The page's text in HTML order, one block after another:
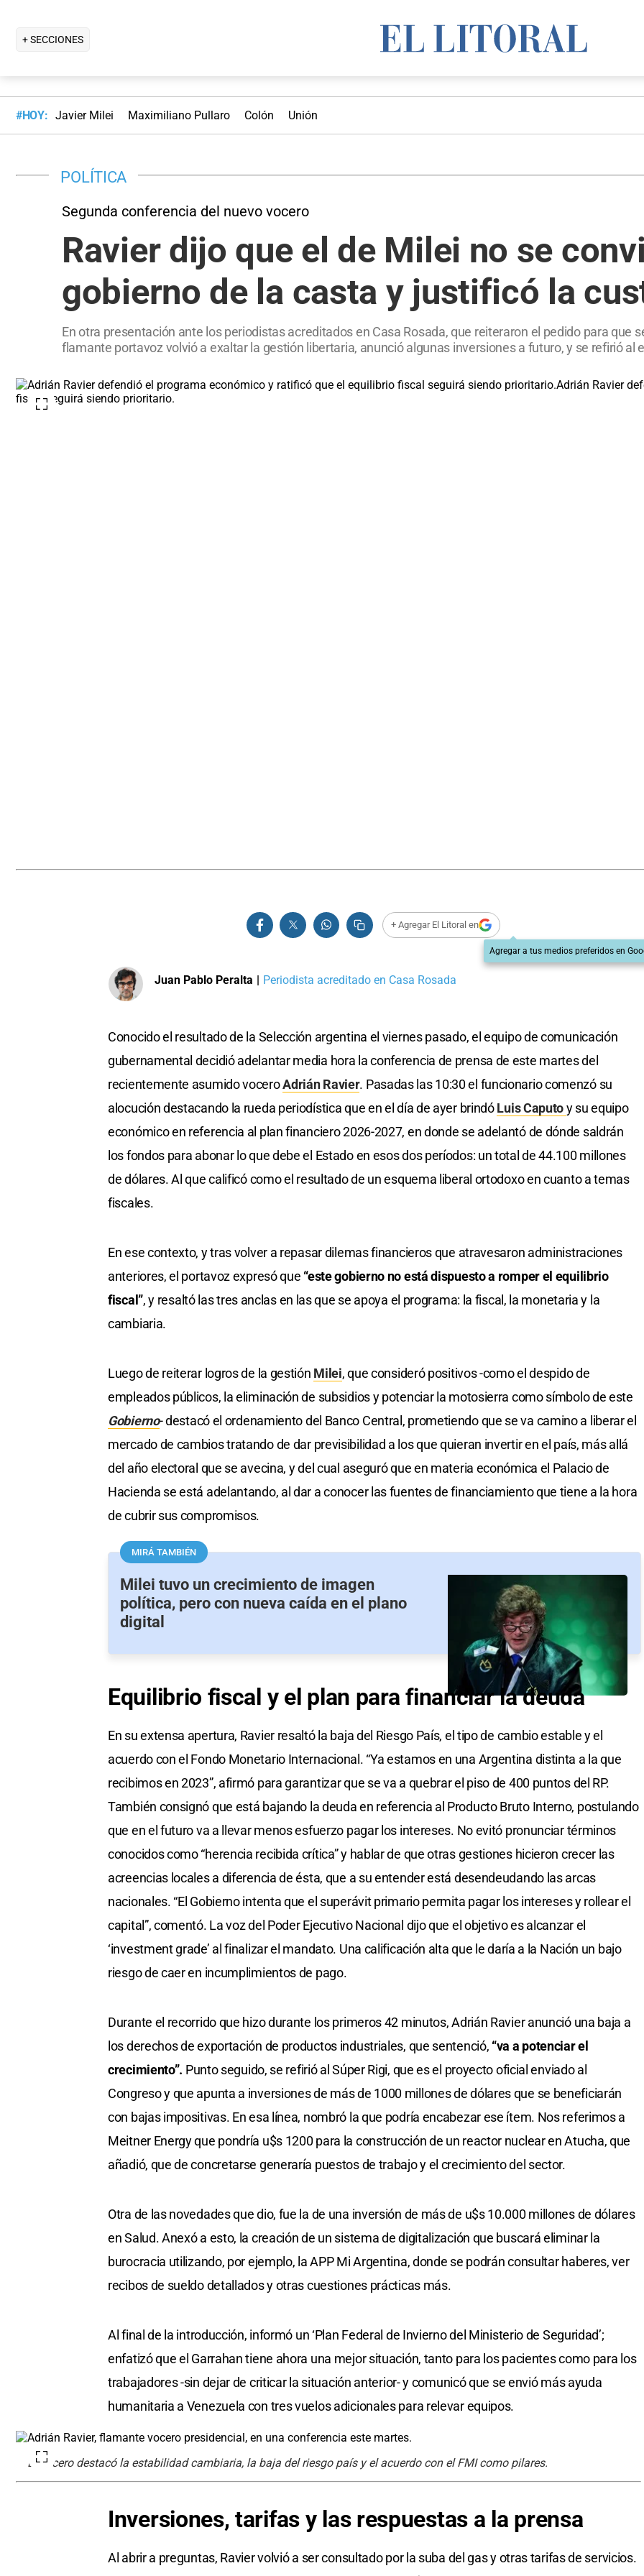
+ SECCIONES
#HOY: Javier Milei Maximiliano Pullaro Colón Unión
POLÍTICA
Segunda conferencia del nuevo vocero
Ravier dijo que el de Milei no se
gobierno de la casta y justificó la
En otra presentación ante los periodistas acreditados en Casa Rosada, que reiteraron el pedido para que
flamante portavoz volvió a exaltar la gestión libertaria, anunció algunas inversiones a futuro, y se refirió al
Adrián Ravier
fiscal seguirá siendo prioritario.
+ Agregar El Litoral en
Agregar a tus medios preferidos en
Juan Pablo Peralta | Periodista acreditado en Casa Rosada
Conocido el resultado de la Selección argentina el viernes pasado, el equipo de comunicación
gubernamental decidió adelantar media hora la conferencia de prensa de este martes del
recientemente asumido voceroAdrián Ravier. Pasadas las 10:30 el funcionario comenzó su
alocución destacando la rueda periodística que en el día de ayer brindóLuis Caputoy su equipo
económico en referencia al plan financiero 2026-2027, en donde se adelantó de dónde saldrán
los fondos para abonar lo que debe el Estado en esos dos períodos: un total de 44.100 millones
de dólares. Al que calificó como el resultado de un esquema liberal ortodoxo en cuanto a temas
fiscales.
En ese contexto, y tras volver a repasar dilemas financieros que atravesaron administraciones
anteriores, el portavoz expresó que “este gobierno no está dispuesto a romper el equilibrio
fiscal”, y resaltó las tres anclas en las que se apoya el programa: la fiscal, la monetaria y la
cambiaria.
Luego de reiterar logros de la gestión Milei, que consideró positivos -como el despido de
empleados públicos, la eliminación de subsidios y potenciar la motosierra como símbolo de este
Gobierno- destacó el ordenamiento del Banco Central, prometiendo que se va camino a liberar el
mercado de cambios tratando de dar previsibilidad a los que quieran invertir en el país, más allá
del año electoral que se avecina, y del cual aseguró que en materia económica el Palacio de
Hacienda se está adelantando, al dar a conocer las fuentes de financiamiento que tiene a la hora
de cubrir sus compromisos.
MIRÁ TAMBIÉN
Milei tuvo un crecimiento de imagen
política, pero con nueva caída en el plano
digital
Equilibrio fiscal y el plan para financiar la deuda
En su extensa apertura, Ravier resaltó la baja del Riesgo País, el tipo de cambio estable y el
acuerdo con el Fondo Monetario Internacional. “Ya estamos en una Argentina distinta a la que
recibimos en 2023”, afirmó para garantizar que se va a quebrar el piso de 400 puntos del RP.
También consignó que está bajando la deuda en referencia al Producto Bruto Interno, postulando
que en el futuro va a llevar menos esfuerzo pagar los intereses. No evitó pronunciar términos
conocidos como “herencia recibida crítica” y hablar de que otras gestiones hicieron crecer las
acreencias locales a diferencia de ésta, que a su entender está desendeudando las arcas
nacionales. “El Gobierno intenta que el superávit primario permita pagar los intereses y rollear el
capital”, comentó. La voz del Poder Ejecutivo Nacional dijo que el objetivo es alcanzar el
‘investment grade’ al finalizar el mandato. Una calificación alta que le daría a la Nación un bajo
riesgo de caer en incumplimientos de pago.
Durante el recorrido que hizo durante los primeros 42 minutos, Adrián Ravier anunció una baja a
los derechos de exportación de productos industriales, que sentenció, “va a potenciar el
crecimiento”. Punto seguido, se refirió al Súper Rigi, que es el proyecto oficial enviado al
Congreso y que apunta a inversiones de más de 1000 millones de dólares que se beneficiarán
con bajas impositivas. En esa línea, nombró la que podría encabezar ese ítem. Nos referimos a
Meitner Energy que pondría u$s 1200 para la construcción de un reactor nuclear en Atucha, que
añadió, que de concretarse generaría puestos de trabajo y el crecimiento del sector.
Otra de las novedades que dio, fue la de una inversión de más de u$s 10.000 millones de dólares
en Salud. Anexó a esto, la creación de un sistema de digitalización que buscará eliminar la
burocracia utilizando, por ejemplo, la APP Mi Argentina, donde se podrán consultar haberes, ver
recibos de sueldo detallados y otras cuestiones prácticas más.
Al final de la introducción, informó un ‘Plan Federal de Invierno del Ministerio de Seguridad’;
enfatizó que el Garrahan tiene ahora una mejor situación, tanto para los pacientes como para los
trabajadores -sin dejar de criticar la situación anterior- y comunicó que se envió más ayuda
humanitaria a Venezuela con tres vuelos adicionales para relevar equipos.
El vocero destacó la estabilidad cambiaria, la baja del riesgo país y el acuerdo con el FMI como pilares.
Inversiones, tarifas y las respuestas a la prensa
Al abrir a preguntas, Ravier volvió a ser consultado por la suba del gas y otras tarifas de servicios.